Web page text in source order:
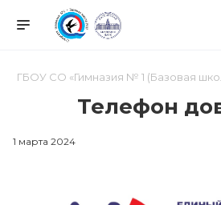
ГБОУ СО «Гимназия № 1 (Базовая
Телефон
1 марта 2024